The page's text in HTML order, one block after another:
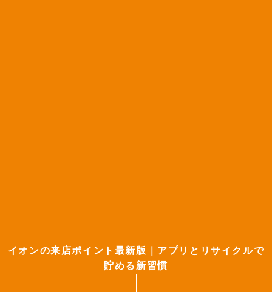
イオンの来店ポイント最新版｜アプリとリサイクルで
貯める新習慣